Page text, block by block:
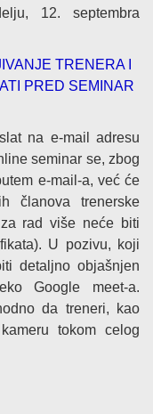
12. septembra
TRENERA I
PRED SEMINAR
na e-mail adresu
seminar se, zbog
e-mail-a, već će
članova trenerske
rad više neće biti
U pozivu, koji
detaljno objašnjen
Google meet-a.
da treneri, kao
tokom celog